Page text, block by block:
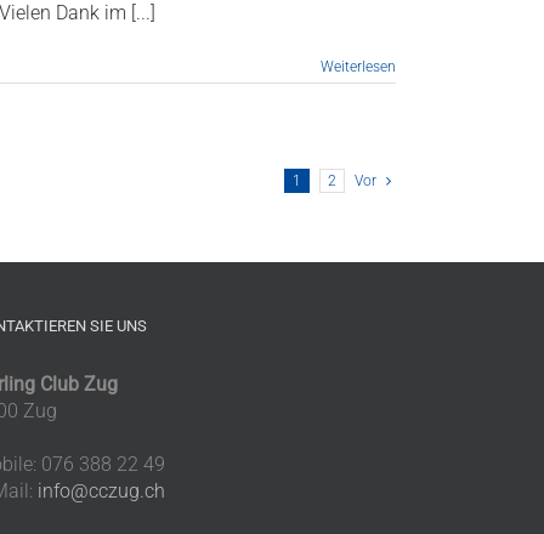
Dank im [...]
Weiterlesen
1 2 Vor
SIE UNS
Club Zug
Zug
076 388 22 49
info@cczug.ch